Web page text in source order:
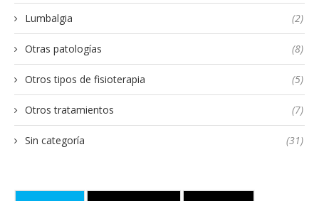
Lumbalgia (2)
Otras patologías (8)
Otros tipos de fisioterapia (5)
Otros tratamientos (7)
Sin categoría (31)